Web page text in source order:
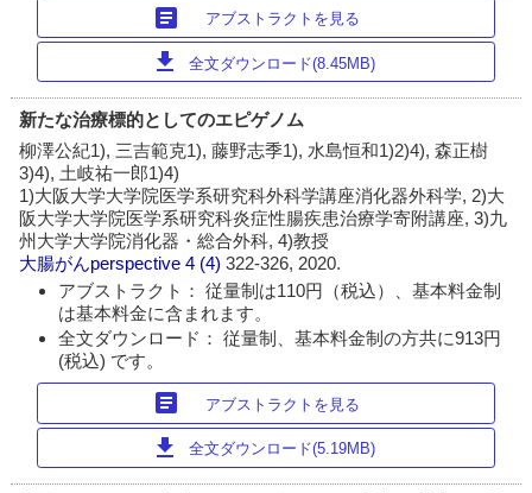
article アブストラクトを見る
download 全文ダウンロード(8.45MB)
新たな治療標的としてのエピゲノム
柳澤公紀1), 三吉範克1), 藤野志季1), 水島恒和1)2)4), 森正樹
3)4), 土岐祐一郎1)4)
1)大阪大学大学院医学系研究科外科学講座消化器外科学, 2)大
阪大学大学院医学系研究科炎症性腸疾患治療学寄附講座, 3)九
州大学大学院消化器・総合外科, 4)教授
大腸がんperspective 4 (4)322-326, 2020.
アブストラクト： 従量制は110円（税込）、基本料金制
は基本料金に含まれます。
全文ダウンロード： 従量制、基本料金制の方共に913円
(税込) です。
article アブストラクトを見る
download 全文ダウンロード(5.19MB)